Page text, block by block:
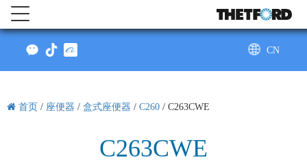
CN
首页 / 座便器 / 盒式座便器 / C260 / C263CWE
C263CWE